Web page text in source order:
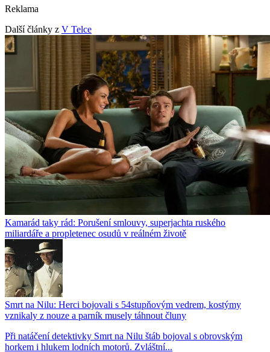
Reklama
Další články z V Telce
Kamarád taky rád: Porušení smlouvy, superjachta ruského
miliardáře a propletenec osudů v reálném životě
Smrt na Nilu: Herci bojovali s 54stupňovým vedrem, kostýmy
vznikaly z nouze a parník musely táhnout čluny
Při natáčení detektivky Smrt na Nilu štáb bojoval s obrovským
horkem i hlukem lodních motorů. Zvláštní...